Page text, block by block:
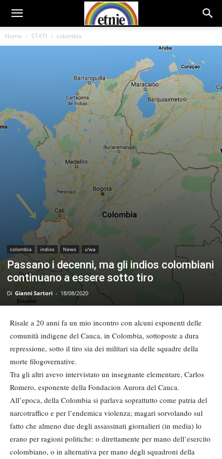
Home STATI colombia
colombia indios News u'wa
Passano i decenni, ma gli indios colombiani
continuano a essere sotto tiro
Di Gianni Sartori - 18/08/2020
Risale a 20 anni fa un mio incontro con alcuni esponenti delle
comunità indigene del Cauca, in Colombia, sottoposte a dura
repressione, sotto il tiro sia dei militari sia delle squadre della
morte filogovernative.
Tra gli altri avevo intervistato un insegnante elementare, Carlos
Romero, esponente della Fondacion Aurora del Cauca.
All’epoca, della Colombia si parlava soprattutto come patria del
narcotraffico e per l’endemica violenza; magari sorvolando sul
fatto che almeno due degli assassinati giornalieri (in media) lo
erano per ragioni politiche: o direttamente per mano dell’esercito
colombiano, o in alternativa per mano degli squadroni della